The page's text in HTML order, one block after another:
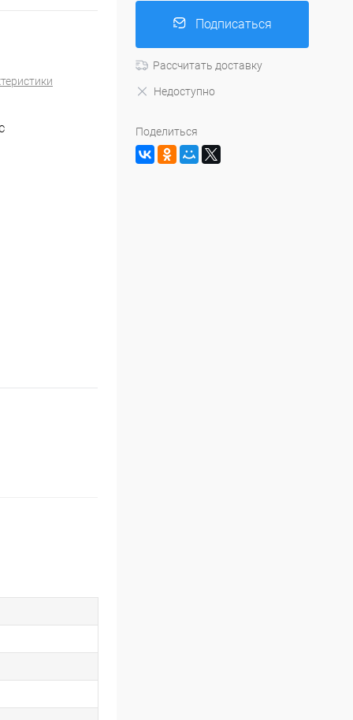
Подписаться
Рассчитать доставку
Недоступно
Поделиться